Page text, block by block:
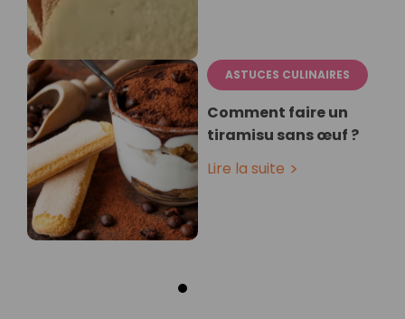
ASTUCES CULINAIRES
Comment faire un
tiramisu sans œuf ?
Lire la suite